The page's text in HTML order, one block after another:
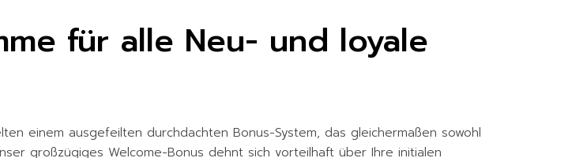
für alle Neu- und loyale
einem ausgefeilten durchdachten Bonus-System, das gleichermaßen sowohl
großzügiges Welcome-Bonus dehnt sich vorteilhaft über Ihre initialen